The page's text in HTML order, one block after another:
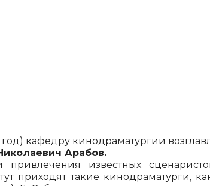
кафедру кинодраматургии
Арабов.
известных
приходят такие кинодра­матурги,